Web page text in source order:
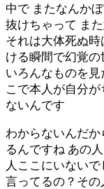
中で またなんか
抜けちゃって ま
それは大体死ぬ
ける瞬間で幻覚
いろんなものを
こで本人が自分
ないんです
わからないんだ
るんですね あの
人ここにいない
言ってるの？そ